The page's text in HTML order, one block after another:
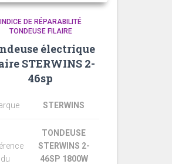
INDICE DE RÉPARABILITÉ
TONDEUSE FILAIRE
électrique
STERWINS 2-
46sp
STERWINS
du
TONDEUSE
STERWINS 2-
46SP 1800W